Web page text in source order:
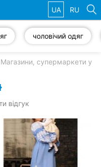
UA RU
чоловічий одяг
Магазини, супермаркети у
відгук